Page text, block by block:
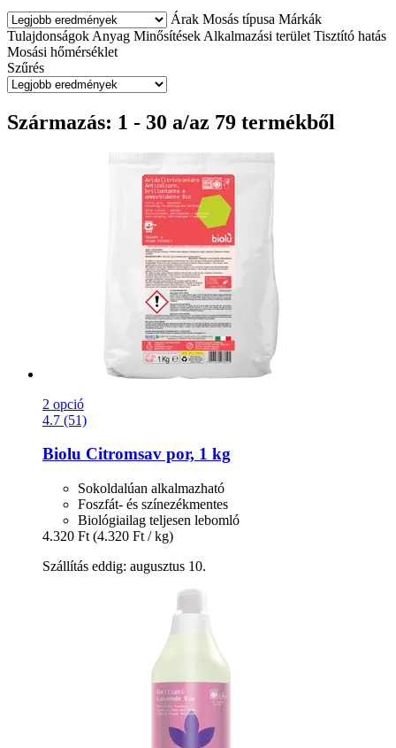
Árak Mosás típusa Márkák
Tulajdonságok Anyag Minősítések Alkalmazási terület Tisztító hatás
Mosási hőmérséklet
Szűrés
Származás: 1 - 30 a/az 79 termékből
2 opció
4.7 (51)
Biolu Citromsav por, 1 kg
Sokoldalúan alkalmazható
Foszfát- és színezékmentes
Biológiailag teljesen lebomló
4.320 Ft (4.320 Ft / kg)
Szállítás eddig: augusztus 10.